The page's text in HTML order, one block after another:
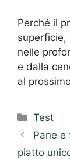
Perché il
superficie,
nelle
e dalla
al
Test
Pane e
piatto